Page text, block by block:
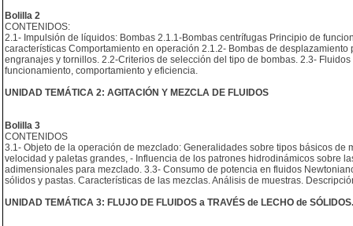
Bolilla 2
CONTENIDOS:
2.1- Impulsión de líquidos: Bombas 2.1.1-Bombas centrífugas Principio de
características Comportamiento en operación 2.1.2- Bombas de
engranajes y tornillos. 2.2-Criterios de selección del tipo de bombas. 2.3-
funcionamiento, comportamiento y eficiencia.
UNIDAD TEMÁTICA 2: AGITACIÓN Y MEZCLA DE FLUIDOS
Bolilla 3
CONTENIDOS
3.1- Objeto de la operación de mezclado: Generalidades sobre tipos básicos
velocidad y paletas grandes, - Influencia de los patrones hidrodinámicos sobre
adimensionales para mezclado. 3.3- Consumo de potencia en fluidos
sólidos y pastas. Características de las mezclas. Análisis de muestras.
UNIDAD TEMÁTICA 3: FLUJO DE FLUIDOS a TRAVÉS de LECHO de SÓLIDOS.